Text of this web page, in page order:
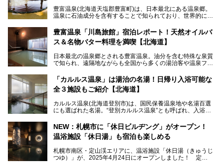
で、ぜひお試しください。※6月13日配布開始、なくなり次
第終了
───
提供元：株式会社バルクオム【PR】
この記事は株式会社バルクオム商品のPR記事です。
豊富温泉(北海道天塩郡豊富町)は、日本最北にある温泉郷。
温泉に石油成分を含有することで知られており、世界的にも
に特効があると言われ、遠隔地ながらも全国から湯治・療養
目的で多くの人々が訪れます。
地体験し、独自の視点で豊富温泉の“天然オイルバス”をレポ
ート。温泉地概要や日帰り入浴施設をはじめ、宿泊施設・ア
豊富温泉「川島旅館」宿泊レポート！天然オイルバ
ス＆名物バター料理を満喫【北海道】
日本最北の温泉郷とされる豊富温泉。油分を含む特殊な泉質
で知られ、遠隔地ながらも全国から多くの湯治客や温泉ファ
「川島旅館」は、豊富温泉の開湯当初から営業する老舗旅
館。とりわけ温泉の良さと名物のバター料理に定評があり、
の温泉や料理をはじめ、パブリックスペース・客室など宿の
全貌を徹底的にご紹介します！
「カルルス温泉」は湯治の名湯！日帰り入浴可能な
全３施設もご紹介【北海道】
カルルス温泉(北海道登別市)は、国民保養温泉地や名湯百選
にも選ばれた名湯。“登別カルルス温泉”とも呼ばれ、入浴剤
豊かな登別温泉とは対照的な存在で、今も湯治場的な要素が
残る閑静な温泉地です。
地体験し、カルルス温泉をご紹介。温泉地の概要や泉質解説
をはじめ、日帰り入浴可能な全３施設の紹介・周辺観光・ア
NEW：札幌市に「休日ビルヂング」がオープン！
温浴施設「休日湯」も宿泊も楽しめる
札幌市南区・定山渓エリアに、温浴施設「休日湯（きゅうじ
つゆ）」が、2025年4月24日にオープンしました！ 定山